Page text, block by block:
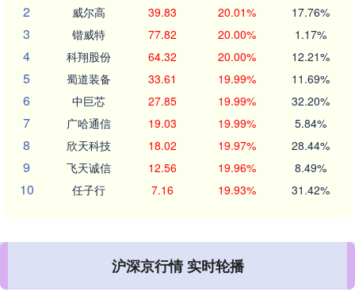
2 威尔高 39.83 20.01% 17.76%
3 锴威特 77.82 20.00% 1.17%
4 科翔股份 64.32 20.00% 12.21%
5 蜀道装备 33.61 19.99% 11.69%
6 中巨芯 27.85 19.99% 32.20%
7 广哈通信 19.03 19.99% 5.84%
8 欣天科技 18.02 19.97% 28.44%
9 飞天诚信 12.56 19.96% 8.49%
10 任子行 7.16 19.93% 31.42%
沪深京行情 实时轮播